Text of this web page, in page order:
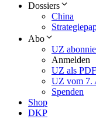
Dossiers
China
Abo
UZ
Anmelden
UZ als
UZ vom 7.
Spenden
Shop
DKP